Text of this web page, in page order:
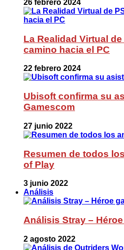
26 febrero 2024
La Realidad Virtual de
camino hacia el PC
22 febrero 2024
Ubisoft confirma su
Gamescom
27 junio 2022
Resumen de todos
of Play
3 junio 2022
Análisis
Análisis Stray –
2 agosto 2022